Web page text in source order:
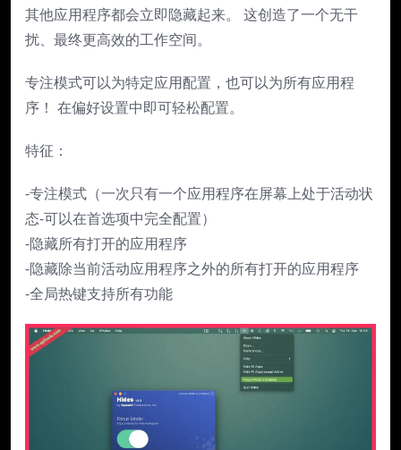
其他应用程序都会立即隐藏起来。 这创造了一个无干
扰、最终更高效的工作空间。
专注模式可以为特定应用配置，也可以为所有应用程
序！ 在偏好设置中即可轻松配置。
特征：
-专注模式（一次只有一个应用程序在屏幕上处于活动状
态-可以在首选项中完全配置）
-隐藏所有打开的应用程序
-隐藏除当前活动应用程序之外的所有打开的应用程序
-全局热键支持所有功能